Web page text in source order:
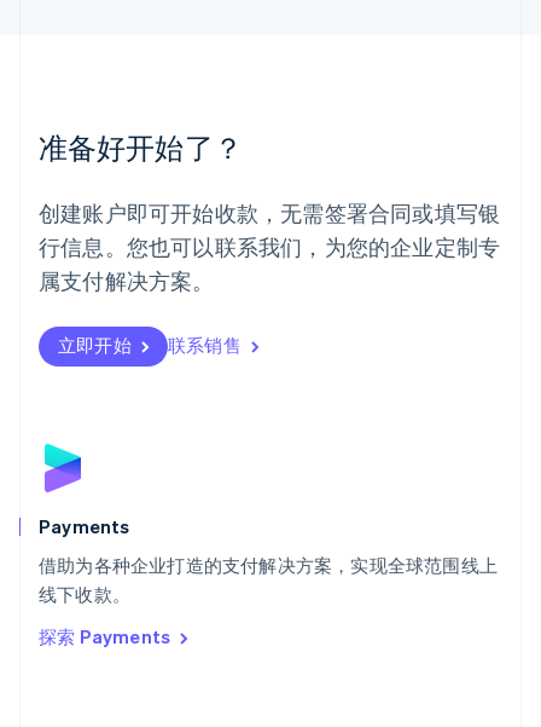
准备好开始了？
创建账户即可开始收款，无需签署合同或填写银
行信息。您也可以联系我们，为您的企业定制专
属支付解决方案。
立即开始 联系销售
Payments
借助为各种企业打造的支付解决方案，实现全球范围线上
线下收款。
探索 Payments
挪威
葡萄牙
Português English
日本
日本語English
瑞典
瑞士
DeutschFrançais
English
斯洛文尼亚
泰国
ไทยEnglish
希腊
English
西班牙